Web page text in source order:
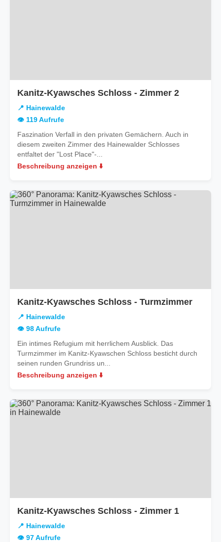
Kanitz-Kyawsches Schloss - Zimmer 2
📍 Hainewalde
👁️ 119 Aufrufe
Faszination Verfall in den privaten Gemächern. Auch in
diesem zweiten Zimmer des Hainewalder Schlosses
entfaltet der "Lost Place"-...
Beschreibung anzeigen ⬇️
Kanitz-Kyawsches Schloss - Turmzimmerin
📍 Hainewalde
👁️ 98 Aufrufe
Ein intimes Refugium mit herrlichem Ausblick. Das
Turmzimmer im Kanitz-Kyawschen Schloss besticht durch
seinen runden Grundriss un...
Beschreibung anzeigen ⬇️
Kanitz-Kyawsches Schloss - Zimmer 1
📍 Hainewalde
👁️ 97 Aufrufe